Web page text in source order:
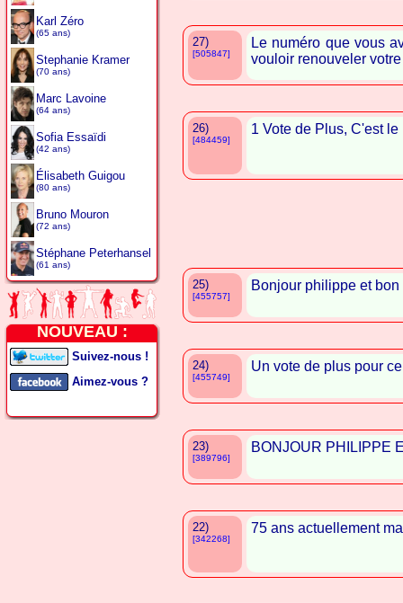
Karl Zéro
(65 ans)
Stephanie Kramer
(70 ans)
Marc Lavoine
(64 ans)
Sofia Essaïdi
(42 ans)
Élisabeth Guigou
(80 ans)
Bruno Mouron
(72 ans)
Stéphane Peterhansel
(61 ans)
NOUVEAU :
Suivez-nous !
Aimez-vous ?
27)
[505847]
Le numéro que vous
vouloir renouveler
26)
[484459]
1 Vote de Plus, C'est le
25)
[455757]
Bonjour philippe et
24)
[455749]
Un vote de plus pour
23)
[389796]
BONJOUR PHILIPPE
22)
[342268]
75 ans actuellement